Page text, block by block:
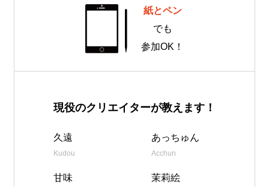
紙とペン
でも
参加OK！
現役のクリエイターが教えます！
久遠
Kudou
あっちゅん
Acchun
甘味 茉莉絵